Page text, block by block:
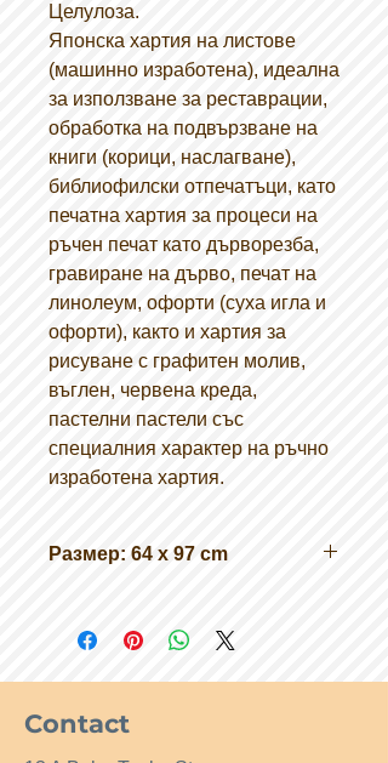
Целулоза.
Японска хартия на листове
(машинно изработена), идеална
за използване за реставрации,
обработка на подвързване на
книги (корици, наслагване),
библиофилски отпечатъци, като
печатна хартия за процеси на
ръчен печат като дърворезба,
гравиране на дърво, печат на
линолеум, офорти (суха игла и
офорти), както и хартия за
рисуване с графитен молив,
въглен, червена креда,
пастелни пастели със
специалния характер на ръчно
изработена хартия.
Размер: 64 x 97 cm
Contact